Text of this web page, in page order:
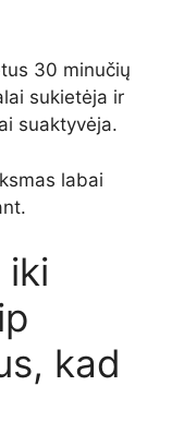
30 minučių
sukietėja ir
suaktyvėja.
labai
iki
kad